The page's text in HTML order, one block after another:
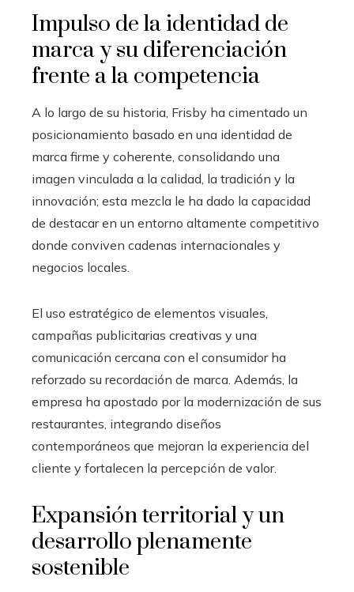
Impulso de la identidad de
marca y su diferenciación
frente a la competencia
A lo largo de su historia, Frisby ha cimentado un
posicionamiento basado en una identidad de
marca firme y coherente, consolidando una
imagen vinculada a la calidad, la tradición y la
innovación; esta mezcla le ha dado la capacidad
de destacar en un entorno altamente competitivo
donde conviven cadenas internacionales y
negocios locales.
El uso estratégico de elementos visuales,
campañas publicitarias creativas y una
comunicación cercana con el consumidor ha
reforzado su recordación de marca. Además, la
empresa ha apostado por la modernización de sus
restaurantes, integrando diseños
contemporáneos que mejoran la experiencia del
cliente y fortalecen la percepción de valor.
Expansión territorial y un
desarrollo plenamente
sostenible